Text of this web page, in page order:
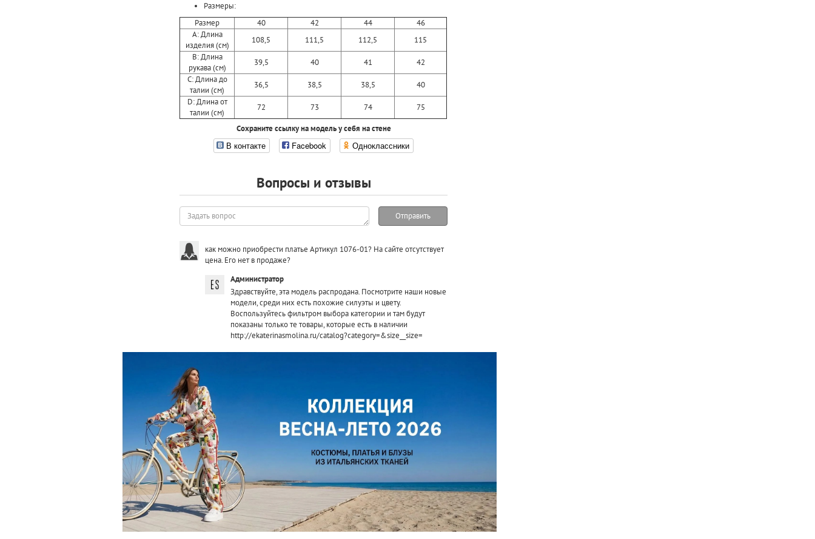
Размеры:
Размер
40 42 44
46
A: Длина
изделия (см)
108,5 111,5 112,5
115
B: Длина
рукава (см)
39,5 40 41
42
C: Длина до
талии (см)
36,5 38,5 38,5
40
D: Длина от
талии (см)
72 73 74 75
Сохраните ссылку на модель у себя на стене
В контакте Facebook Одноклассники
Вопросы и отзывы
Задать
вопрос
Отправить
как можно приобрести платье Артикул 1076-01? На сайте отсутствует
цена. Его нет в продаже?
Администратор
Здравствуйте, эта модель распродана. Посмотрите наши новые
модели, среди них есть похожие силуэты и цвету.
Воспользуйтесь фильтром выбора категории и там будут
показаны только те товары, которые есть в наличии
http://ekaterinasmolina.ru/catalog?category=&size__size=